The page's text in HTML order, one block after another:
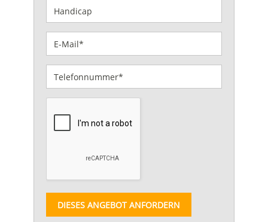
DIESES ANGEBOT ANFORDERN